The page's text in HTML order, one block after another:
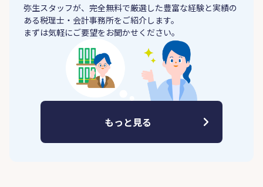
弥生スタッフが、完全無料で厳選した豊富な経験と実績の
ある税理士・会計事務所をご紹介します。
まずは気軽にご要望をお聞かせください。
もっと見る